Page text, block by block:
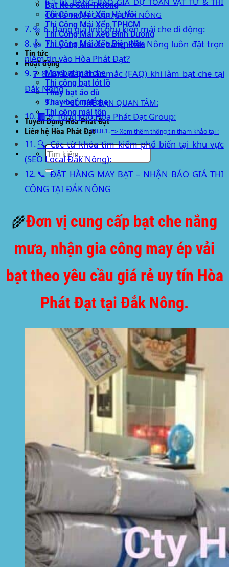
Bạt Kéo Sân Trường
Thi Công Mái Xếp Hà Nội
Thi Công Mái Xếp TPHCM
Thi Công Mái Xếp Bình Dương
Thi Công Mái Xếp Biên Hòa
Tin tức
Hoạt động
May bạt mái che
Thi công bạt lót lồ
Thay bạt áo dù
Thay bạt mái che
Thi công mái tôn
Tuyển Dụng Hòa Phát Đạt
Liên hệ Hòa Phát Đạt
Tìm
kiếm:
CÔNG TRỌN GÓI TẠI ĐẮK NÔNG
🔩 6. Bảng giá linh phụ kiện mái che di động:
👍 7. Lý do khách hàng Đắk Nông luôn đặt trọn
niềm tin vào Hòa Phát Đạt?
❓ 8. Giải đáp thắc mắc (FAQ) khi làm bạt che tại
Đắk Nông
📌 CÓ THỂ BẠN QUAN TÂM:
🏢 9. Tổng kho Hòa Phát Đạt Group:
=> Xem thêm thông tin tham khảo tại :
🔍 Các từ khóa tìm kiếm phổ biến tại khu vực
(SEO Local Đắk Nông):
📞 ĐẶT HÀNG MAY BẠT – NHẬN BÁO GIÁ THI
CÔNG TẠI ĐẮK NÔNG
🌾Đơn vị cung cấp bạt che nắng
mưa, nhận gia công may ép vải
bạt theo yêu cầu giá rẻ uy tín Hòa
Phát Đạt tại Đắk Nông.